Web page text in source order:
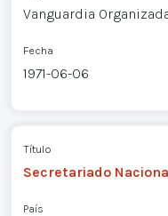
Vanguardia
Fecha
1971-06-06
Título
Secretariado
País